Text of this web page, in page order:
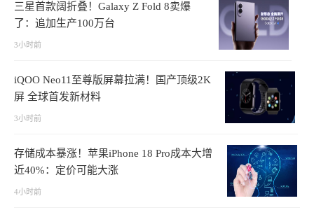
三星首款阔折叠！Galaxy Z Fold 8卖爆
了：追加生产100万台
3小时前
iQOO Neo11至尊版屏幕拉满！国产顶级2K
屏 全球首发新材料
3小时前
存储成本暴涨！苹果iPhone 18 Pro成本大增
近40%：定价可能大涨
4小时前